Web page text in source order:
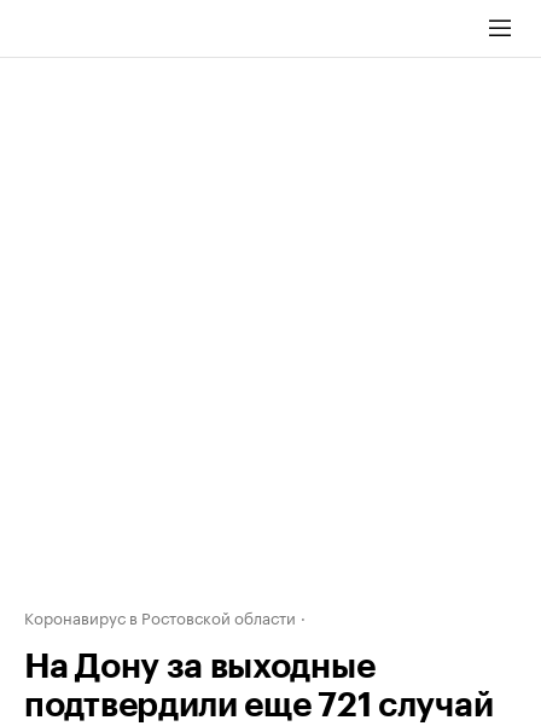
Коронавирус в Ростовской области
На Дону за выходные
подтвердили еще 721 случай